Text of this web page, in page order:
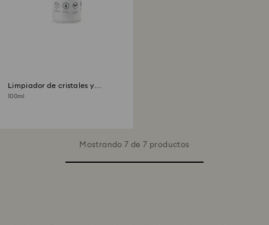
Limpiador de cristales y
Potenciador del brillo
100ml
Mostrando 7 de 7 productos